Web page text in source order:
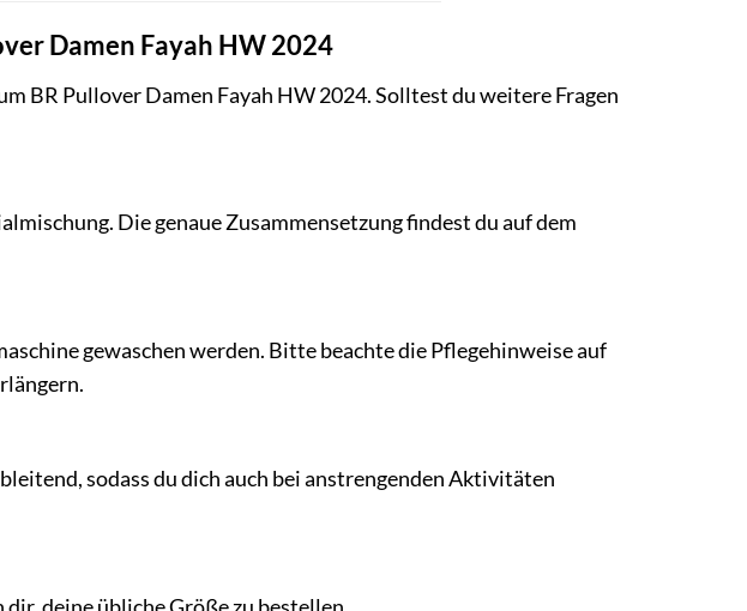
Damen Fayah HW 2024
BR Pullover Damen Fayah HW 2024. Solltest du weitere Fragen
Die genaue Zusammensetzung findest du auf dem
gewaschen werden. Bitte beachte die Pflegehinweise auf
sodass du dich auch bei anstrengenden Aktivitäten